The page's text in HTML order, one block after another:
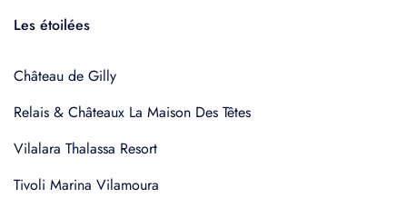
Les étoilées
Château de Gilly
Relais & Châteaux La Maison Des Têtes
Vilalara Thalassa Resort
Tivoli Marina Vilamoura